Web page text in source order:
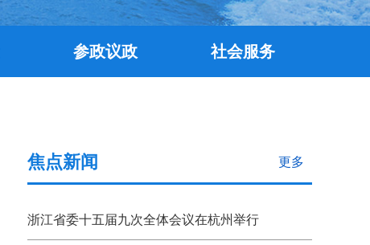
参政议政 社会服务
更多
焦点新闻
浙江省委十五届九次全体会议在杭州举行